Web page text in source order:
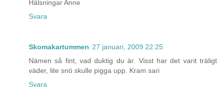
Hälsningar Anne
Svara
Skomakartummen 27 januari, 2009 22:25
Nämen så fint, vad duktig du är. Visst har det varit träligt
väder, lite snö skulle pigga upp. Kram sari
Svara